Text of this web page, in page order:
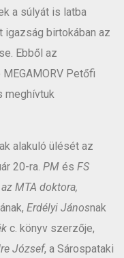
a súlyát is latba
igazság birtokában az
Ebből az
Petőfi
meghívtuk
alakuló ülését az
20-ra. PM és FS
MTA doktora,
Erdélyi Jánosnak
c. könyv szerzője,
József, a Sárospataki